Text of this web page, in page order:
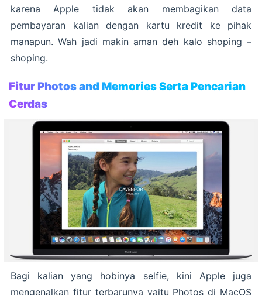
karena Apple tidak akan membagikan data
pembayaran kalian dengan kartu kredit ke pihak
manapun. Wah jadi makin aman deh kalo shoping –
shoping.
Fitur Photos and Memories Serta Pencarian
Cerdas
Bagi kalian yang hobinya selfie, kini Apple juga
mengenalkan fitur terbarunya yaitu Photos di MacOS